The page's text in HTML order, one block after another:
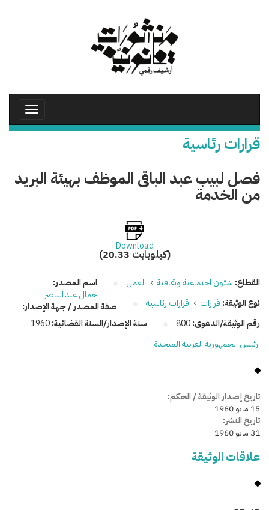
Toggle
قرارات رئاسية
فصل لبيب عبد الباقى الموظف بهيئة البريد
من الخدمة
Download
(20.33 كيلوبايت)
القطاع: شئون اجتماعية وثقافية › العمل
نوع الوثيقة: قرارات › قرارات رئاسية
رقم الوثيقة/الدعوى:800 سنة الإصدار/السنة القضائية:1960
اسم المصدر:
جمال عبد الناصر
صفة المصدر / جهة الإصدار:
رئيس الجمهورية العربية المتحدة
تاريخ إصدار الوثيقة / الحكم:
15 مايو 1960
تاريخ النشر:
31 مايو 1960
علاقات الوثيقة